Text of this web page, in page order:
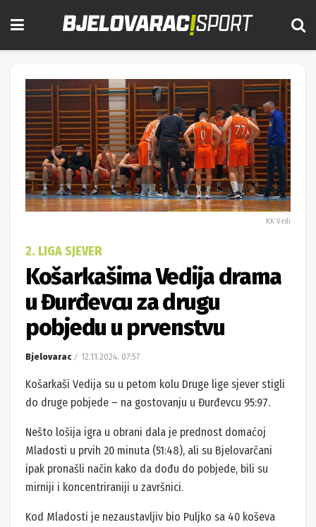
KK Vedi
2. LIGA SJEVER
Košarkašima Vedija drama
u Đurđevcu za drugu
pobjedu u prvenstvu
Bjelovarac 12.11.2024. 07:57
Košarkaši Vedija su u petom kolu Druge lige sjever stigli
do druge pobjede – na gostovanju u Đurđevcu 95:97.
Nešto lošija igra u obrani dala je prednost domaćoj
Mladosti u prvih 20 minuta (51:48), ali su Bjelovarčani
ipak pronašli način kako da dođu do pobjede, bili su
mirniji i koncentriraniji u završnici.
Kod Mladosti je nezaustavljiv bio Puljko sa 40 koševa